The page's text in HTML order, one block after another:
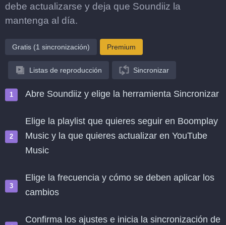
debe actualizarse y deja que Soundiiz la
mantenga al día.
Gratis (1 sincronización) Premium
Listas de reproducción Sincronizar
Abre Soundiiz y elige la herramienta Sincronizar
Elige la playlist que quieres seguir en Boomplay
Music y la que quieres actualizar en YouTube
Music
Elige la frecuencia y cómo se deben aplicar los
cambios
Confirma los ajustes e inicia la sincronización de